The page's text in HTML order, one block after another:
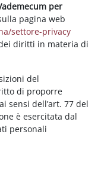
per
pagina web
settore-privacy
dei diritti in materia di
del
di proporre
sensi dell’art. 77 del
è esercitata dal
personali